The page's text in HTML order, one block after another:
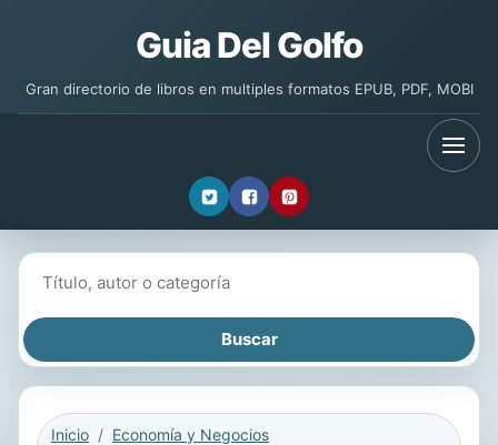
Guia Del Golfo
Gran directorio de libros en multiples formatos EPUB, PDF, MOBI
Inicio
Economía y Negocios